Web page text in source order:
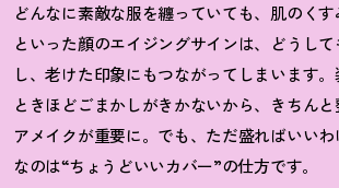
どんなに素敵な服を纏っていても、肌のく
といった顔のエイジングサインは、どうし
し、老けた印象にもつながってしまいます
ときほどごまかしがきかないから、きちん
アメイクが重要に。でも、ただ盛ればいい
なのは“ちょうどいいカバー”の仕方です。